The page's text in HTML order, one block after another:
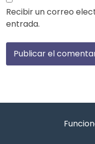
Recibir un correo
entrada.